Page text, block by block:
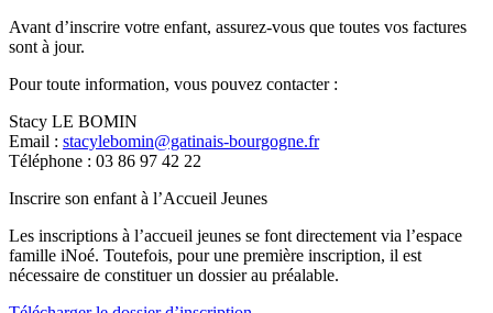
Avant d’inscrire votre enfant, assurez-vous que toutes vos factures
sont à jour.
Pour toute information, vous pouvez contacter :
Stacy LE BOMIN
Email : stacylebomin@gatinais-bourgogne.fr
Téléphone : 03 86 97 42 22
Inscrire son enfant à l’Accueil Jeunes
Les inscriptions à l’accueil jeunes se font directement via l’espace
famille iNoé. Toutefois, pour une première inscription, il est
nécessaire de constituer un dossier au préalable.